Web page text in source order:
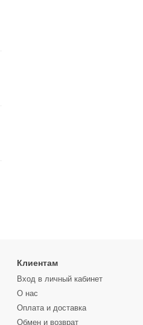
Клиентам
Вход в личный кабинет
О нас
Оплата и доставка
Обмен и возврат